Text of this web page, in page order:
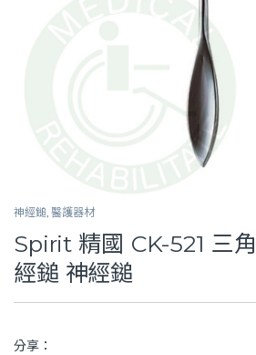
神經鎚,醫護器材
Spirit 精國 CK-521 三
經鎚 神經鎚
分享：